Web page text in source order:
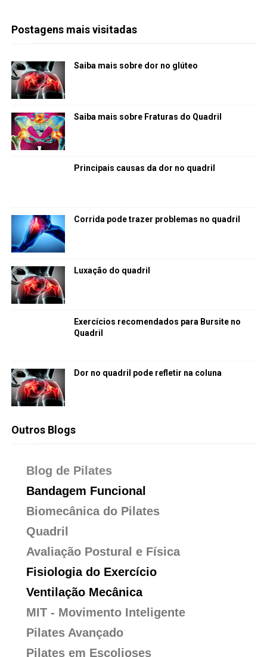
Postagens mais visitadas
Saiba mais sobre dor no glúteo
Saiba mais sobre Fraturas do Quadril
Principais causas da dor no quadril
Corrida pode trazer problemas no quadril
Luxação do quadril
Exercícios recomendados para Bursite no
Quadril
Dor no quadril pode refletir na coluna
Outros Blogs
Blog de Pilates
Bandagem Funcional
Biomecânica do Pilates
Quadril
Avaliação Postural e Física
Fisiologia do Exercício
Ventilação Mecânica
MIT - Movimento Inteligente
Pilates Avançado
Pilates em Escolioses